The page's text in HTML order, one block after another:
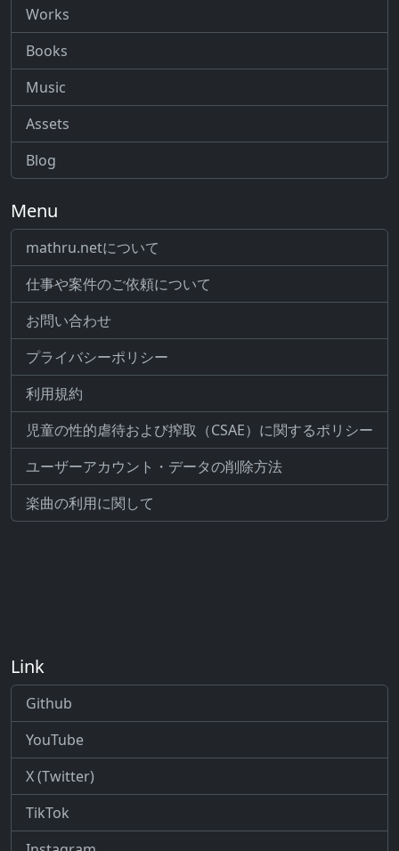
Works
Books
Music
Assets
Blog
Menu
mathru.netについて
仕事や案件のご依頼について
お問い合わせ
プライバシーポリシー
利用規約
児童の性的虐待および搾取（CSAE）に関するポリシー
ユーザーアカウント・データの削除方法
楽曲の利用に関して
Link
Github
YouTube
X (Twitter)
TikTok